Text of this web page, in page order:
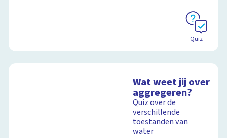
Quiz
Wat weet jij over
aggregeren?
Quiz over de
verschillende
toestanden van
water